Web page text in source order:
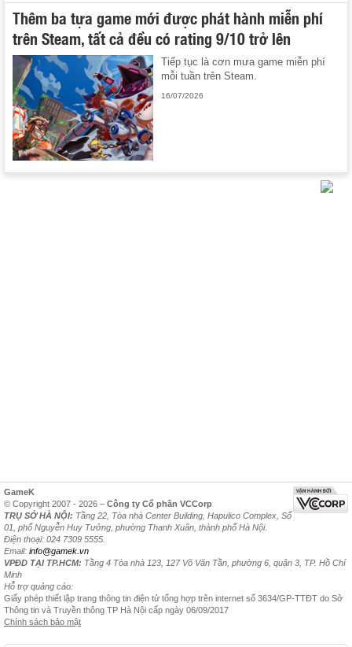
Thêm ba tựa game mới được phát hành miễn phí
trên Steam, tất cả đều có rating 9/10 trở lên
Tiếp tục là cơn mưa game miễn phí
mỗi tuần trên Steam.
16/07/2026
GameK
© Copyright 2007 - 2026 – Công ty Cổ phần VCCorp
TRỤ SỞ HÀ NỘI: Tầng 22, Tòa nhà Center Building, Hapulico Complex, Số
01, phố Nguyễn Huy Tưởng, phường Thanh Xuân, thành phố Hà Nội.
Điện thoại: 024 7309 5555.
Email: info@gamek.vn
VPĐD TẠI TP.HCM: Tầng 4 Tòa nhà 123, 127 Võ Văn Tần, phường 6, quận 3, TP. Hồ Chí
Minh
Hỗ trợ quảng cáo:
Giấy phép thiết lập trang thông tin điện tử tổng hợp trên internet số 3634/GP-TTĐT do Sở
Thông tin và Truyền thông TP Hà Nội cấp ngày 06/09/2017
Chính sách bảo mật